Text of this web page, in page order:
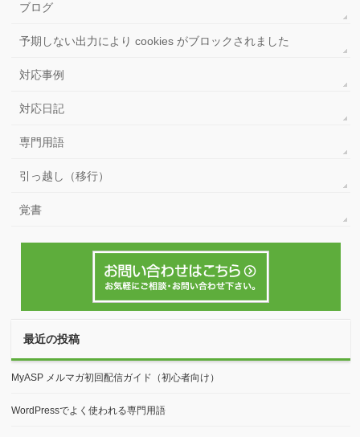
ブログ
予期しない出力により cookies がブロックされました
対応事例
対応日記
専門用語
引っ越し（移行）
覚書
最近の投稿
MyASP メルマガ初回配信ガイド（初心者向け）
WordPressでよく使われる専門用語